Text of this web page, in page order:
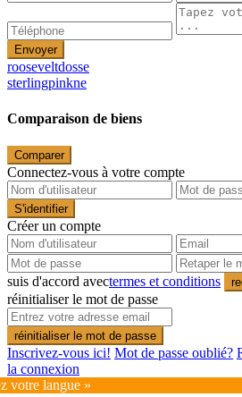
Envoyer
rooseveltdosse
sterlingpinkne
Comparaison de biens
Comparer
Connectez-vous à votre compte
S'identifier
Créer un compte
suis d'accord avectermes et conditions
réinitialiser le mot de passe
réinitialiser le mot de passe
Inscrivez-vous ici! Mot de passe oublié?
la connexion
votre langue »